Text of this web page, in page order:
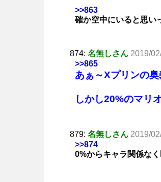
>>863
確か空中にいると思い
874: 名無しさん 2019/
>>865
あぁ～Xプリンの
しかし20%のマリ
879: 名無しさん 2019/
>>874
0%からキャラ関係な